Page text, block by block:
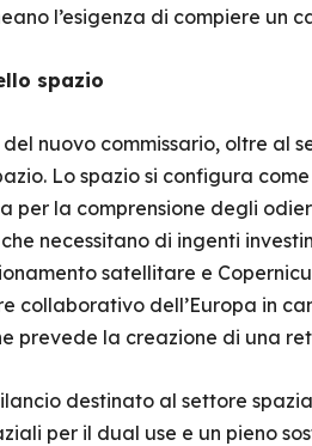
l’esigenza di compiere un
spazio
nuovo commissario, oltre al
Lo spazio si configura
per la comprensione degli
necessitano di ingenti
satellitare e
collaborativo dell’Europa in
prevede la creazione di una
destinato al settore
per il dual use e un pieno